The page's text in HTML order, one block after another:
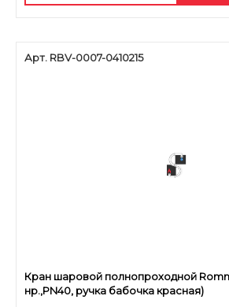
Арт. RBV-0007-0410215
Кран шаровой полнопроходной
нр.,PN40, ручка бабочка красная)